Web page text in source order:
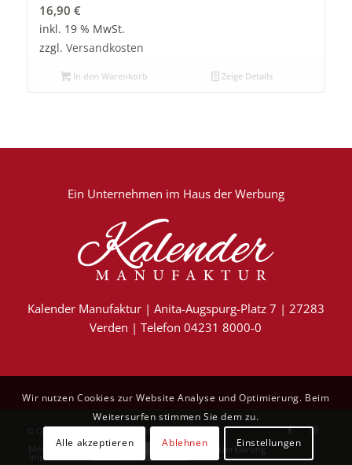
16,90 €
inkl. 19 % MwSt.
zzgl. Versandkosten
In den Warenkorb Zeige Details
Ein Unternehmen im Haus der Werbung
Kalender Manufaktur | Anita-Augspurg-Platz 7 | 27283
Verden | Telefon 04231 8000-0
© Copyright - Kalender Manufaktur
Mein Konto
Kontakt Datenschutzerklärung
Impressum Vertrag widerrufen
Wir nutzen Cookies zur Website Analyse und Optimierung. Beim
Weitersurfen stimmen Sie dem zu.
Alle akzeptieren
Ablehnen Einstellungen